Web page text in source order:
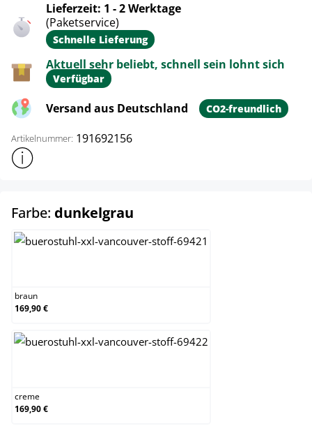
Lieferzeit: 1 - 2 Werktage
(Paketservice)
Schnelle Lieferung
Aktuell sehr beliebt, schnell sein lohnt sich
Verfügbar
Versand aus Deutschland CO2-freundlich
Artikelnummer: 191692156
Weitere Produktinformationen anzeigen
Farbe: dunkelgrau
braun
169,90 €
creme
169,90 €